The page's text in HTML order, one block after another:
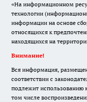
«На информационном
технологии
информации на основе
относящихся к
находящихся на
Внимание!
Вся информация,
соответствии с
подлежит использованию
том числе